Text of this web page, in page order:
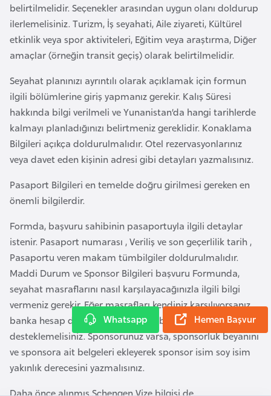
belirtilmelidir. Seçenekler arasından uygun olanı doldurup
ilerlemelisiniz. Turizm, İş seyahati, Aile ziyareti, Kültürel
etkinlik veya spor aktiviteleri, Eğitim veya araştırma, Diğer
amaçlar (örneğin transit geçiş) olarak belirtilmelidir.
Seyahat planınızı ayrıntılı olarak açıklamak için formun
ilgili bölümlerine giriş yapmanız gerekir. Kalış Süresi
hakkında bilgi verilmeli ve Yunanistan’da hangi tarihlerde
kalmayı planladığınızı belirtmeniz gereklidir. Konaklama
Bilgileri açıkça doldurulmalıdır. Otel rezervasyonlarınız
veya davet eden kişinin adresi gibi detayları yazmalısınız.
Pasaport Bilgileri en temelde doğru girilmesi gereken en
önemli bilgilerdir.
Formda, başvuru sahibinin pasaportuyla ilgili detaylar
istenir. Pasaport numarası , Veriliş ve son geçerlilik tarih ,
Pasaportu veren makam tümbilgiler doldurulmalıdır.
Maddi Durum ve Sponsor Bilgileri başvuru Formunda,
seyahat masraflarını nasıl karşılayacağınızla ilgili bilgi
vermeniz gerekir. Eğer masrafları kendiniz karşılıyorsanız
banka hesap dökümleriniz ve gelir belgelerinizle
desteklemelisiniz. Sponsorunuz varsa, sponsorluk beyanını
ve sponsora ait belgeleri ekleyerek sponsor isim soy isim
yakınlık derecesini yazmalısınız.
Daha önce alınmış Schengen Vize bilgisi de
ü
k
s
e
m
b
u
r
g
a
c
a
r
i
s
t
a
n
M
a
Hemen Başvur
Whatsapp